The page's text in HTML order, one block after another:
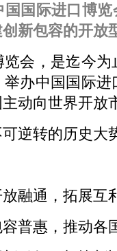
国国际进口博
新包容的开放
会，是迄今
举办中国国际
动向世界开放
逆转的历史大
融通，拓展互
普惠，推动各